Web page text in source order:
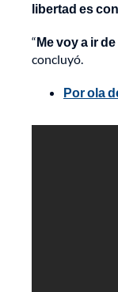
libertad es
“Me voy a ir
concluyó.
Por ola